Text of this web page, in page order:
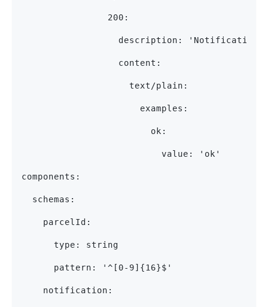
                200:
description: 'Notification
                  content:
                    text/plain:
                      examples:
                        ok:
                          value: 'ok'
components:
  schemas:
    parcelId:
      type: string
      pattern: '^[0-9]{16}$'
    notification: